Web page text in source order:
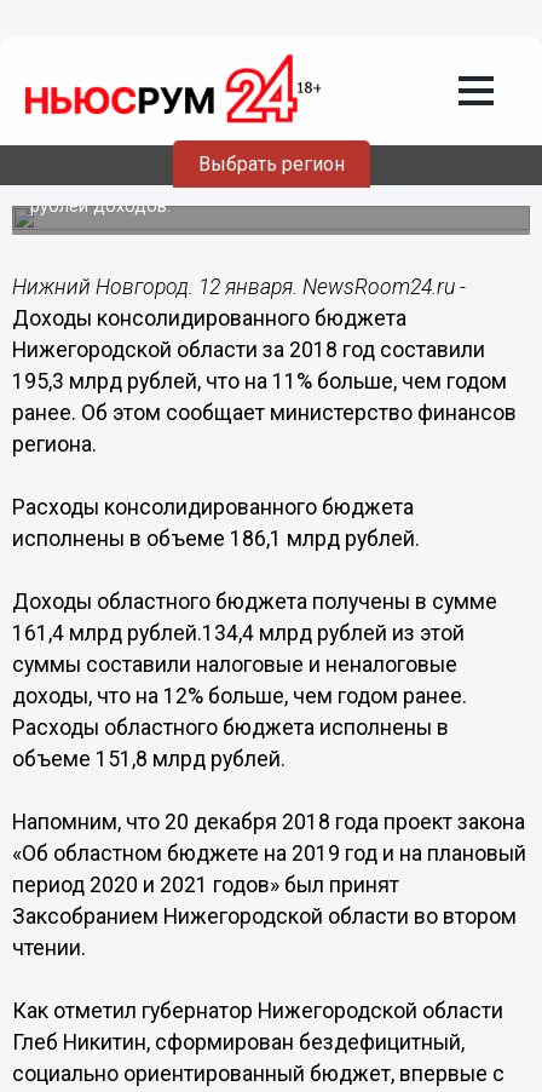
Выбрать регион
Доходы консолидированного бюджета
Нижегородской области выросли на
11%
В консолидированный бюджет поступило 195,3 млрд
рублей доходов.
Нижний Новгород. 12 января. NewsRoom24.ru -
Доходы консолидированного бюджета
Нижегородской области за 2018 год составили
195,3 млрд рублей, что на 11% больше, чем годом
ранее. Об этом сообщает министерство финансов
региона.
Расходы консолидированного бюджета
исполнены в объеме 186,1 млрд рублей.
Доходы областного бюджета получены в сумме
161,4 млрд рублей.134,4 млрд рублей из этой
суммы составили налоговые и неналоговые
доходы, что на 12% больше, чем годом ранее.
Расходы областного бюджета исполнены в
объеме 151,8 млрд рублей.
Напомним, что 20 декабря 2018 года проект закона
«Об областном бюджете на 2019 год и на плановый
период 2020 и 2021 годов» был принят
Заксобранием Нижегородской области во втором
чтении.
Как отметил губернатор Нижегородской области
Глеб Никитин, сформирован бездефицитный,
социально ориентированный бюджет, впервые с